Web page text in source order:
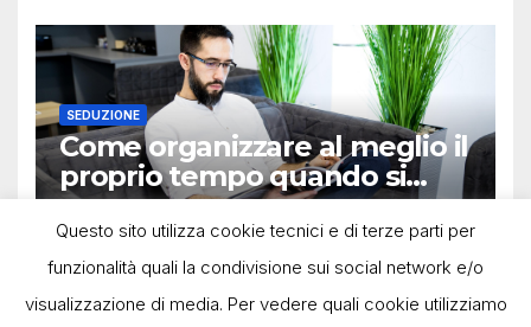
SEDUZIONE
Come organizzare al meglio il
proprio tempo quando si
lavora in autonomia
Questo sito utilizza cookie tecnici e di terze parti per
funzionalità quali la condivisione sui social network e/o
visualizzazione di media. Per vedere quali cookie utilizziamo